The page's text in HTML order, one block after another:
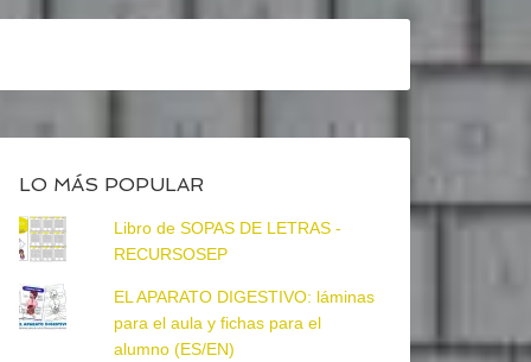
LO MÁS POPULAR
Libro de SOPAS DE LETRAS -
RECURSOSEP
EL APARATO DIGESTIVO: láminas
para el aula y fichas para el
alumno (ES/EN)